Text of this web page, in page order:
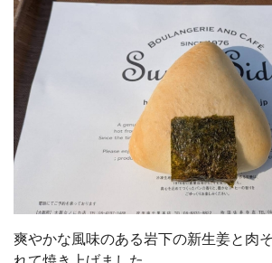
爽やかな風味のある岩下の新生姜と肉